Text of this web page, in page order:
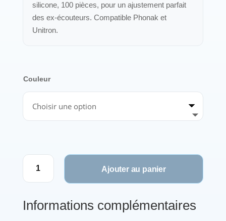
Contact
silicone, 100 pièces, pour un ajustement parfait
des ex-écouteurs. Compatible Phonak et
Unitron.
Couleur
quantité
Bague
Marvel
Ajouter au panier
Informations complémentaires